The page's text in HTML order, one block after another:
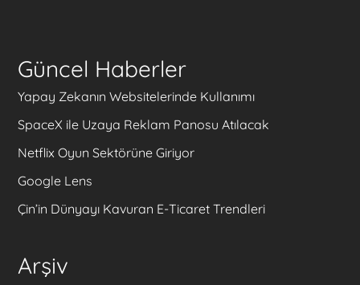
Güncel Haberler
Yapay Zekanın Websitelerinde Kullanımı
SpaceX ile Uzaya Reklam Panosu Atılacak
Netflix Oyun Sektörüne Giriyor
Google Lens
Çin’in Dünyayı Kavuran E-Ticaret Trendleri
Arşiv